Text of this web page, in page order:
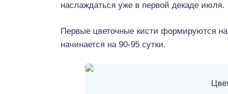
наслаждаться уже в первой декаде июля.
Первые цветочные кисти формируются
начинается на 90-95 сутки.